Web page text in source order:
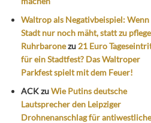
Waltrop als Negativbeispiel: Wenn
Stadt nur noch mäht, statt zu
Ruhrbaronezu 21 Euro
für ein Stadtfest? Das Waltroper
Parkfest spielt mit dem Feuer!
ACKzuWie Putins deutsche
Lautsprecher den Leipziger
Drohnenanschlag für